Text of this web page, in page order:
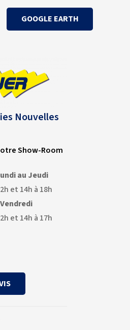
GOOGLE EARTH
Nouvelles
Show-Room
au Jeudi
et 14h à 18h
Vendredi
et 14h à 17h